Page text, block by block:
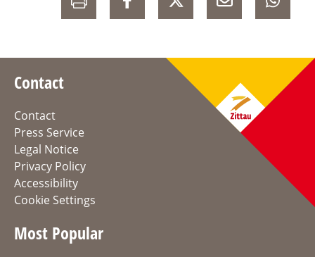
Contact
Contact
Press Service
Legal Notice
Privacy Policy
Accessibility
Cookie Settings
Most Popular